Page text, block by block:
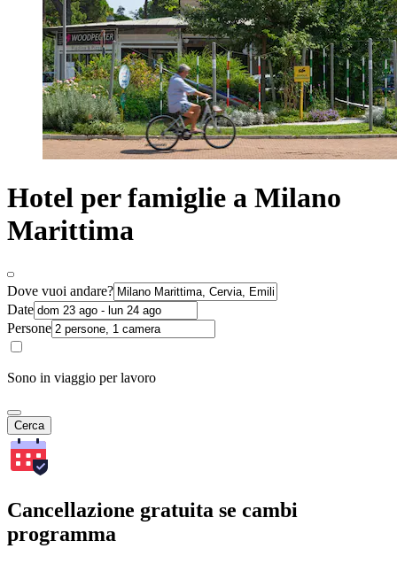
Hotel per famiglie a Milano
Marittima
Dove vuoi andare?
Date
Persone
Sono in viaggio per lavoro
Cerca
Cancellazione gratuita se cambi
programma